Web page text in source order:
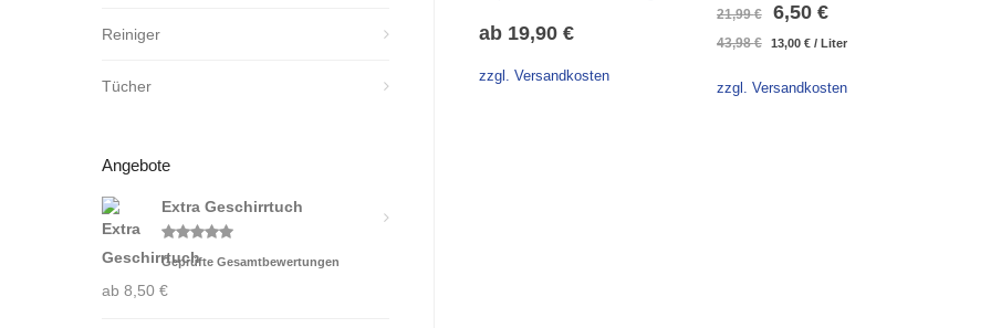
ab 19,90 €
zzgl. Versandkosten
21,99€
Ursprünglicher
Preis
war:
6,50 €Aktueller
Preis
ist:
43,98€ 13,00 €/ Liter
zzgl. Versandkosten
Reiniger
Tücher
Angebote
Extra Geschirrtuch
Bewertet
mit5.00
Geprüfte Gesamtbewertungen
ab 8,50 €